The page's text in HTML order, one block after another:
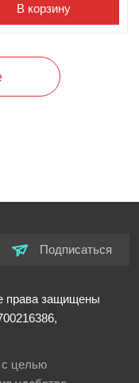
В корзину
Подписаться
права защищены
с целью